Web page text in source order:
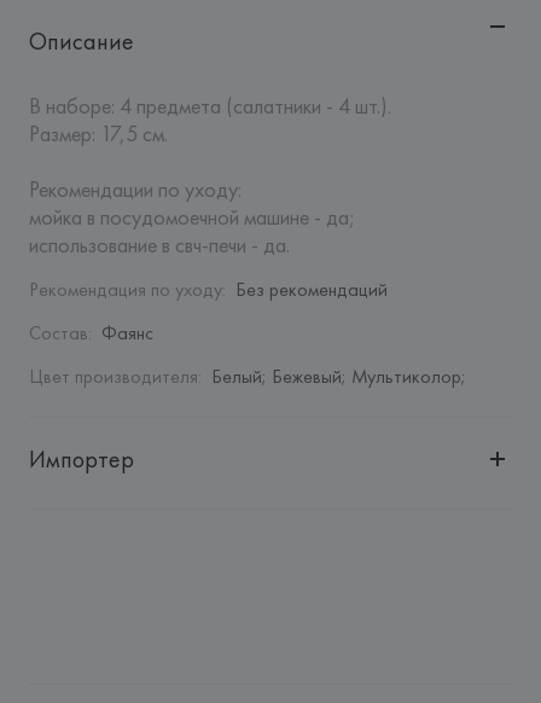
Описание
В наборе: 4 предмета (салатники - 4 шт.).
Размер: 17,5 см.
Рекомендации по уходу:
мойка в посудомоечной машине - да;
использование в свч-печи - да.
Рекомендация по уходу: Без рекомендаций
Состав: Фаянс
Цвет производителя: Белый; Бежевый; Мультиколор;
Импортер